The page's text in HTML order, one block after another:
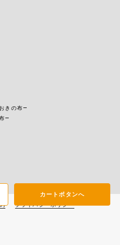
カートボタンへ
きの布―
―
プライバシーポリシー